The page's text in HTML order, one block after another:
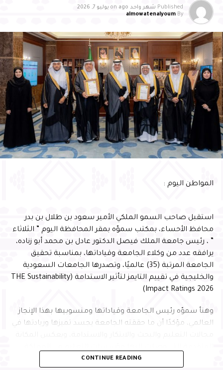
وأشاد سمو محافظ الأحساء بالجهود التي تبذلها جمعية
بصمات لرعاية وتنمية الأيتام بالأحساء، وما تقدمه من مبادرات
وبرامج نوعية أسهمت في تمكين الأيتام علميًا ومهاريًا
واجتماعيًا، وتنمية قدراتهم، وتعزيز ثقتهم بأنفسهم، وإيجاد بيئة
محفزة للإبداع والتميز، مثمنًا دور الشركاء والداعمين والجهات
الحكومية في إنجاح البرنامج، مؤكدًا أن تكامل الجهود بين
القطاع غير الربحي والجهات الحكومية والقطاع الخاص يمثل
ركيزة أساسية لتعظيم الأثر المستدام، وتعزيز المسؤولية
المجتمعية، وتمكين الأجيال الواعدة من الإسهام في بناء
مستقبل الوطن
بها المحافظة في استضافة البرامج الوطنية النوعية، ويؤكد ما
مستهدفات رؤية المملكة 2030
وأعرب عضو مجلس إدارة جمعية بصمات المشرف العلمي على
Published شهر واحد ago on يوليو 7, 2026
By
almowatenalyoum
المواطن اليوم :
استقبل صاحب السمو الملكي الأمير سعود بن طلال بن بدر
محافظ الأحساء، بمكتب سموّه بمقر المحافظة اليوم ” الثلاثاء
” ، رئيس جامعة الملك فيصل الدكتور عادل بن محمد أبو زناده،
يرافقه عدد من وكلاء الجامعة وقياداتها، بمناسبة تحقيق
الجامعة المرتبة (35) عالميًا، وتصدرها الجامعات السعودية
والخليجية في تقييم التايمز لتأثير الاستدامة (THE Sustainability
Impact Ratings 2026)
وهنأ سموّه رئيس الجامعة وقياداتها ومنسوبيها بهذا الإنجاز
العالمي، مؤكدًا أن ما حققته الجامعة يجسد تميزها وريادتها في
بفضل ما تحظى به من دعم وتمكين من القيادة الرشيدة -أيدها
CONTINUE READING